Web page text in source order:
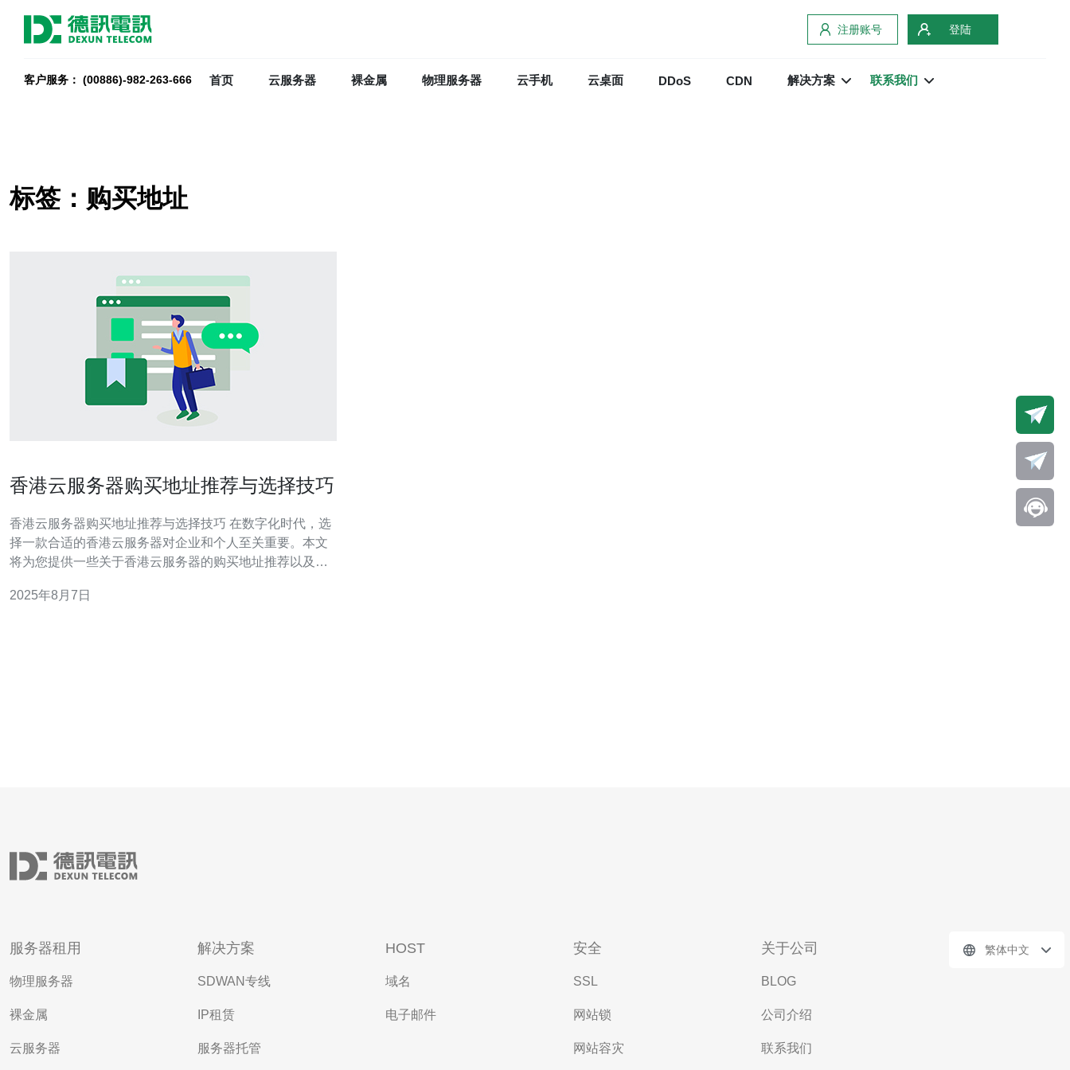
注册账号 登陆
客户服务： (00886)-982-263-666 首页 云服务器 裸金属 物理服务器 云手机 云桌面 DDoS CDN 解决方案 联系我们
标签：购买地址
香港云服务器购买地址推荐与选择技巧
香港云服务器购买地址推荐与选择技巧 在数字化时代，选
择一款合适的香港云服务器对企业和个人至关重要。本文
将为您提供一些关于香港云服务器的购买地址推荐以及选
下是我们为您精心总结的三大精华： 1. 了解需求，选择合
2025年8月7日
服务器租用
物理服务器
裸金属
云服务器
解决方案
SDWAN专线
IP租赁
服务器托管
HOST
域名
电子邮件
安全
SSL
网站锁
网站容灾
关于公司
BLOG
公司介绍
联系我们
繁体中文